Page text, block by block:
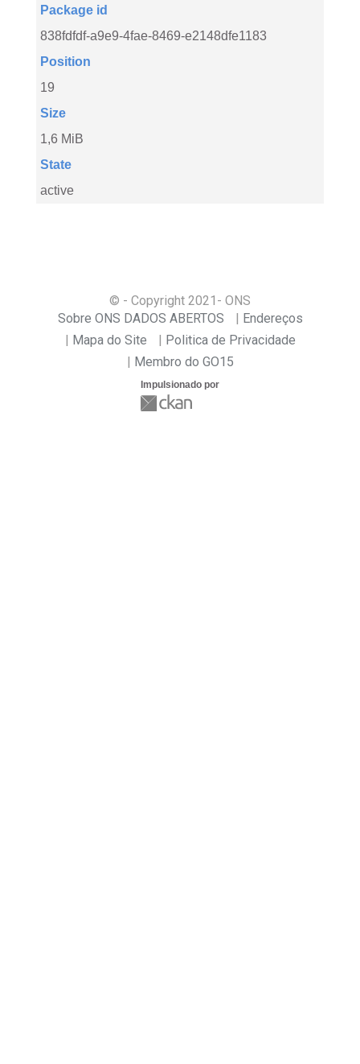
Package id
838fdfdf-a9e9-4fae-8469-e2148dfe1183
Position
19
Size
1,6 MiB
State
active
© - Copyright 2021 - ONS
Sobre ONS DADOS ABERTOS
Endereços
Mapa do Site
Politica de Privacidade
Membro do GO15
Impulsionado por